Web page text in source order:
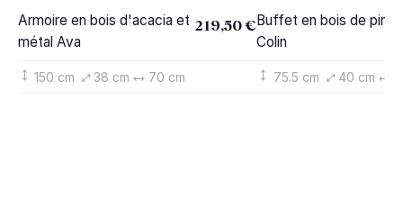
Armoire en bois d'acacia et
métal Ava
219,50 €
150 cm 38 cm 70 cm
Buffet en bois de pin
Colin
75.5 cm 40 cm